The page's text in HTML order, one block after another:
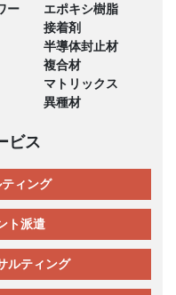
ー
エポキシ樹脂
接着剤
半導体封止材
複合材
マトリックス
異種材
ビス
ィング
ト派遣
ルティング